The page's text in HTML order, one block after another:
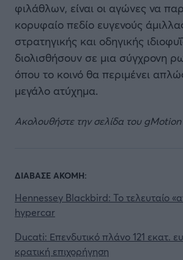
φιλάθλων, είναι οι αγώνες να
κορυφαίο πεδίο ευγενούς
στρατηγικής και οδηγικής
διολισθήσουν σε μια σύγχρονη
όπου το κοινό θα περιμένει
μεγάλο ατύχημα.
Ακολουθήστε την σελίδα του
ΔΙΑΒΑΣΕ ΑΚΟΜΗ:
Hennessey Blackbird: Το τελευταίο
hypercar
Ducati: Επενδυτικό πλάνο 121 εκατ.
κρατική επιχορήγηση